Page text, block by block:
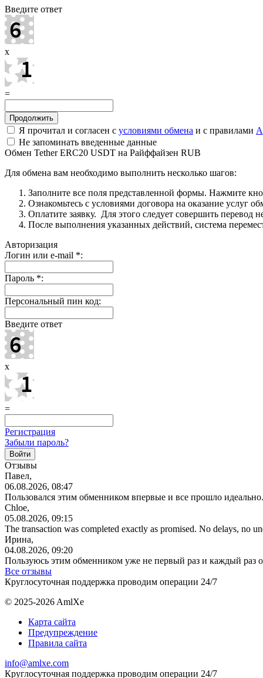
Введите ответ
x
=
Я прочитал и согласен с условиями обмена и с правилами
Не запоминать введенные данные
Обмен Tether ERC20 USDT на Райффайзен RUB
Для обмена вам необходимо выполнить несколько шагов:
Заполните все поля представленной формы. Нажмите
Ознакомьтесь с условиями договора на оказание услуг
Оплатите заявку. Для этого следует совершить
После выполнения указанных действий, система
Авторизация
Логин или e-mail *:
Пароль *:
Персональный пин код:
Введите ответ
x
=
Регистрация
Забыли пароль?
Отзывы
Павел,
06.08.2026, 08:47
Пользовался этим обменником впервые и все прошло
Chloe,
05.08.2026, 09:15
The transaction was completed exactly as promised. No delays, no
Ирина,
04.08.2026, 09:20
Пользуюсь этим обменником уже не первый раз и каждый раз
Все отзывы
Круглосуточная поддержка проводим операции 24/7
© 2025-2026 AmlXe
Карта сайта
Предупреждение
Правила сайта
info@amlxe.com
Круглосуточная поддержка проводим операции 24/7